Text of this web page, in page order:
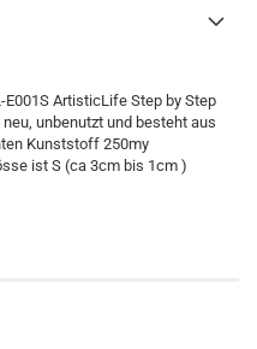
E001S ArtisticLife Step by Step
unbenutzt und besteht aus
Kunststoff 250my
ist S (ca 3cm bis 1cm )